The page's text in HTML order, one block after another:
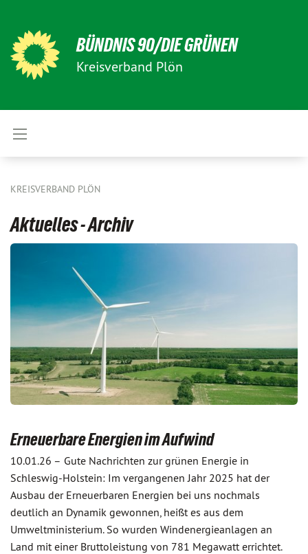
BÜNDNIS 90/DIE GRÜNEN
Kreisverband Plön
KREISVERBAND PLÖN
Aktuelles - Archiv
Erneuerbare Energien im Aufwind
10.01.26 – Gute Nachrichten zur grünen Energie in
Schleswig-Holstein: Im vergangenen Jahr 2025 hat der
Ausbau der Erneuerbaren Energien bei uns nochmals
deutlich an Dynamik gewonnen, heißt es aus dem
Umweltministerium. So wurden Windenergieanlagen an
Land mit einer Bruttoleistung von 781 Megawatt errichtet.